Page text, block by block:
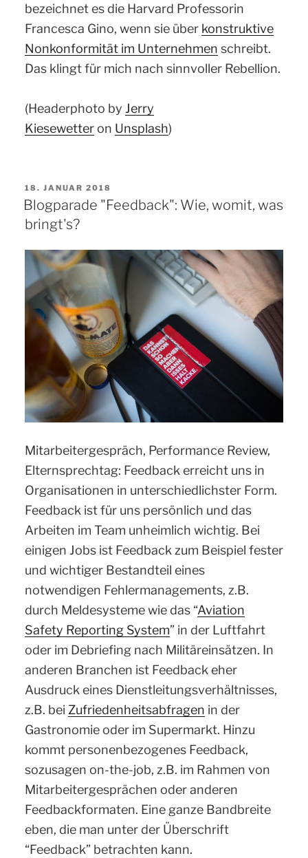
bezeichnet es die Harvard Professorin
Francesca Gino, wenn sie über konstruktive
Nonkonformität im Unternehmen schreibt.
Das klingt für mich nach sinnvoller Rebellion.
(Headerphoto by Jerry
Kiesewetteron Unsplash)
VERÖFFENTLICHT
AM
18. JANUAR 2018
Blogparade "Feedback": Wie, womit, was
bringt's?
Mitarbeitergespräch, Performance Review,
Elternsprechtag: Feedback erreicht uns in
Organisationen in unterschiedlichster Form.
Feedback ist für uns persönlich und das
Arbeiten im Team unheimlich wichtig. Bei
einigen Jobs ist Feedback zum Beispiel fester
und wichtiger Bestandteil eines
notwendigen Fehlermanagements, z.B.
durch Meldesysteme wie das “Aviation
Safety Reporting System” in der Luftfahrt
oder im Debriefing nach Militäreinsätzen. In
anderen Branchen ist Feedback eher
Ausdruck eines Dienstleitungsverhältnisses,
z.B. bei Zufriedenheitsabfragen in der
Gastronomie oder im Supermarkt. Hinzu
kommt personenbezogenes Feedback,
sozusagen on-the-job, z.B. im Rahmen von
Mitarbeitergesprächen oder anderen
Feedbackformaten. Eine ganze Bandbreite
eben, die man unter der Überschrift
“Feedback” betrachten kann.